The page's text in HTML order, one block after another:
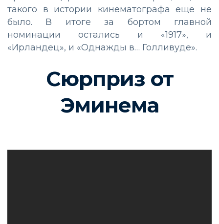
такого в истории кинематографа еще не
было. В итоге за бортом главной
номинации остались и «1917», и
«Ирландец», и «Однажды в… Голливуде».
Сюрприз от
Эминема